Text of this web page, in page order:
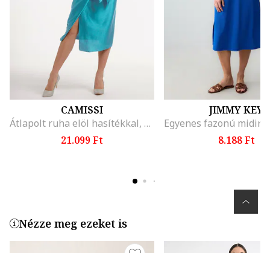
CAMISSI
Átlapolt ruha elöl hasítékkal, Türkiz
21.099 Ft
JIMMY KEY
8.188 Ft
Nézze meg ezeket is